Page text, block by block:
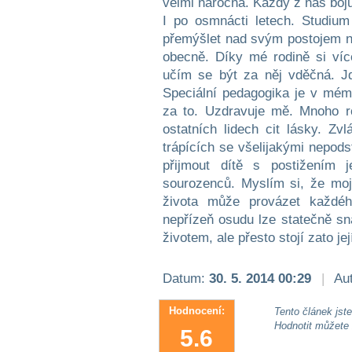
I po osmnácti letech.
přemýšlet nad svým postojem
obecně. Díky mé rodině si
učím se být za něj vděčná.
Speciální pedagogika je v
za to. Uzdravuje mě. Mnoho
ostatních lidech cit lásky.
trápících se všelijakými
přijmout dítě s postižením
sourozenců. Myslím si, že
života může provázet
nepřízeň osudu lze statečně
životem, ale přesto stojí zato
Datum: 30. 5. 2014 00:29 |
Hodnocení:
5.6
Tento článek
Hodnotit